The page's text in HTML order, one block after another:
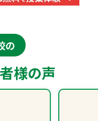
の
様の声